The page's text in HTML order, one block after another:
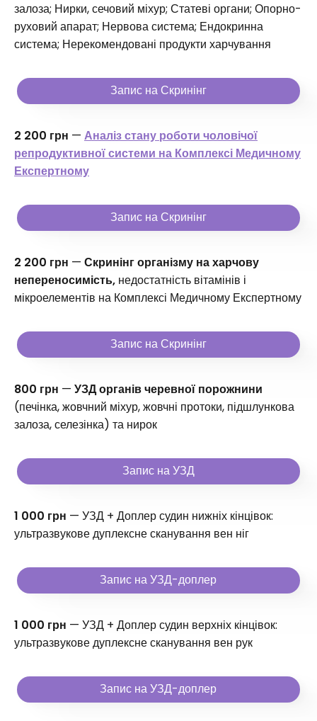
залоза; Нирки, сечовий міхур; Статеві органи; Опорно-
руховий апарат; Нервова система; Ендокринна
система; Нерекомендовані продукти харчування
Запис на Скринінг
2 200 грн — Аналіз стану роботи чоловічої
репродуктивної системи на Комплексі Медичному
Експертному
Запис на Скринінг
2 200 грн — Скринінг організму на харчову
непереносимість, недостатність вітамінів і
мікроелементів на Комплексі Медичному Експертному
Запис на Скринінг
800 грн — УЗД органів черевної порожнини
(печінка, жовчний міхур, жовчні протоки, підшлункова
залоза, селезінка) та нирок
Запис на УЗД
1 000 грн — УЗД + Доплер судин нижніх кінцівок:
ультразвукове дуплексне сканування вен ніг
Запис на УЗД-доплер
1 000 грн — УЗД + Доплер судин верхніх кінцівок:
ультразвукове дуплексне сканування вен рук
Запис на УЗД-доплер